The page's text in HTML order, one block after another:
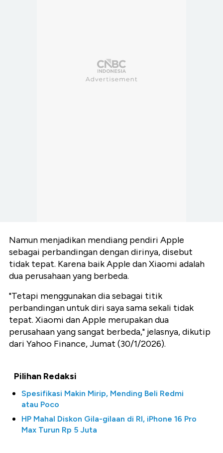
Namun menjadikan mendiang pendiri Apple
sebagai perbandingan dengan dirinya, disebut
tidak tepat. Karena baik Apple dan Xiaomi adalah
dua perusahaan yang berbeda.
"Tetapi menggunakan dia sebagai titik
perbandingan untuk diri saya sama sekali tidak
tepat. Xiaomi dan Apple merupakan dua
perusahaan yang sangat berbeda," jelasnya, dikutip
dari Yahoo Finance, Jumat (30/1/2026).
Pilihan Redaksi
Spesifikasi Makin Mirip, Mending Beli Redmi
atau Poco
HP Mahal Diskon Gila-gilaan di RI, iPhone 16 Pro
Max Turun Rp 5 Juta